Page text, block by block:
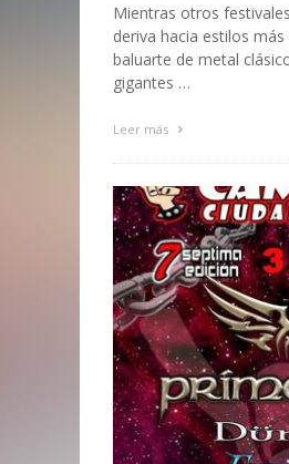
Mientras otros
deriva hacia estilos
baluarte de metal
gigantes …
Leer más